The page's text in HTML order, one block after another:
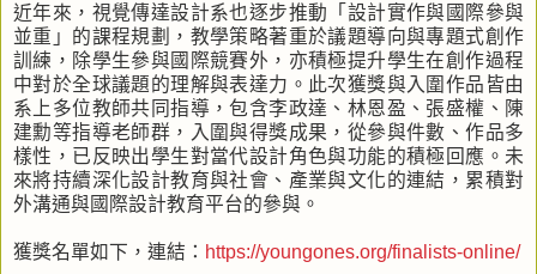
近年來，視覺傳達設計系也逐步推動「設計實作與國際參與
並重」的課程規劃，教學策略著重於議題導向與專題式創作
訓練，除學生參與國際競賽外，亦積極提升學生在創作過程
中對於全球議題的理解與表達力。此次獲獎與入圍作品皆由
系上多位教師共同指導，包含李政達、林恩盈、張盛權、陳
建勳等指導老師群，入圍與得獎成果，從參與件數、作品多
樣性，已反映出學生對當代設計角色與功能的積極回應。未
來將持續深化設計教育與社會、產業與文化的連結，累積對
外溝通與國際設計教育平台的參與。
獲獎名單如下，連結： https://youngones.org/finalists-online/